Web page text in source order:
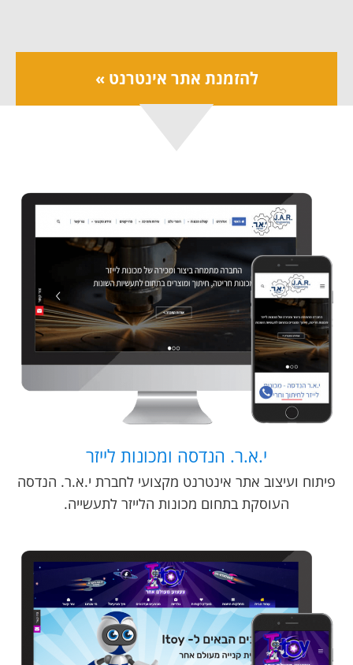
להזמנת אתר אינטרנט »
י.א.ר. הנדסה ומכונות לייזר
פיתוח ועיצוב אתר אינטרנט מקצועי לחברת י.א.ר. הנדסה
העוסקת בתחום מכונות הלייזר לתעשייה.